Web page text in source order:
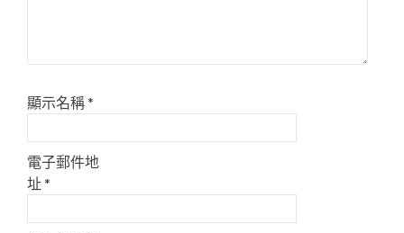
顯示名稱*
電子郵件地
址*